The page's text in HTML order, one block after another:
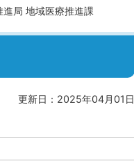
局 地域医療推進課
更新日：2025年04月01日